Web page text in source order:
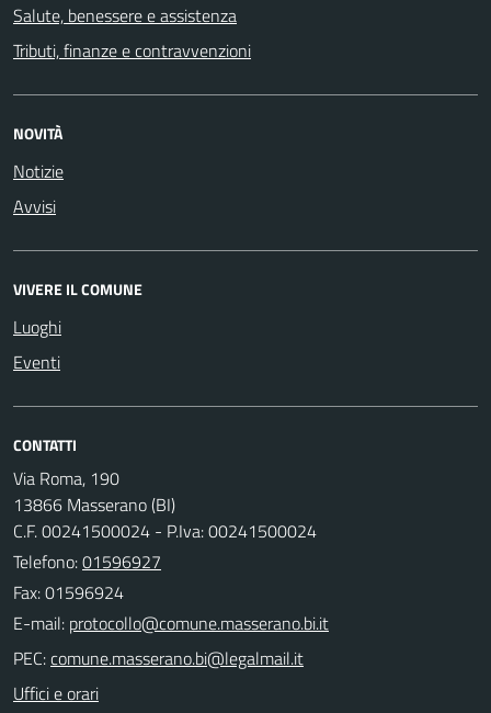
Salute, benessere e assistenza
Tributi, finanze e contravvenzioni
NOVITÀ
Notizie
Avvisi
VIVERE IL COMUNE
Luoghi
Eventi
CONTATTI
Via Roma, 190
13866 Masserano (BI)
C.F. 00241500024 - P.Iva: 00241500024
Telefono:01596927
Fax: 01596924
E-mail:
PEC:
Uffici e orari